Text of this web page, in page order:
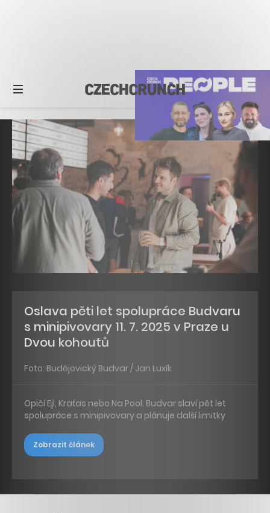
Oslava pěti let spolupráce Budvaru
s minipivovary 11. 7. 2025 v Praze u
Dvou kohoutů
Foto: Budějovický Budvar / Jan Luxík
Opičí Ejl, Kraťas nebo Na Pool. Budvar slaví pět let
spolupráce s minipivovary a plánuje další limitky
Zobrazit článek